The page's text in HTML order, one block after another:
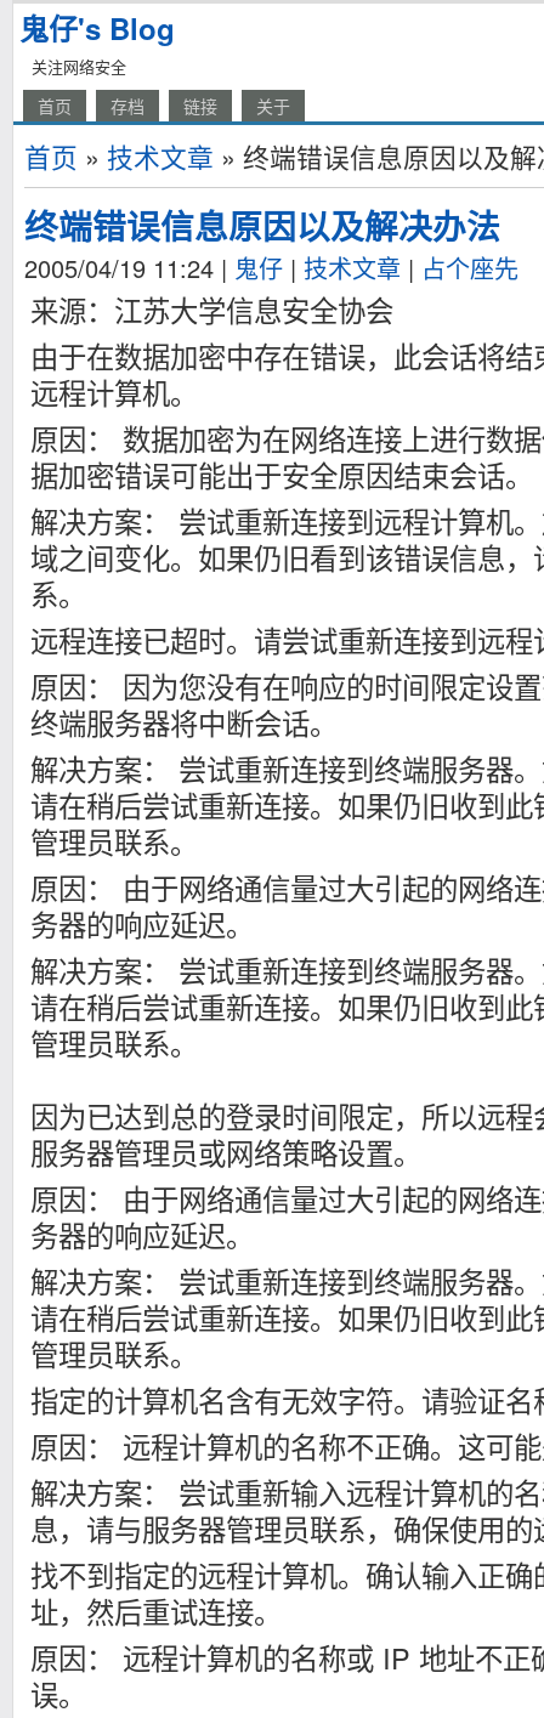
鬼仔's Blog
关注网络安全
首页 存档 链接 关于
首页 » 技术文章 » 终端错误信息原因以及
终端错误信息原因以及解决办法
2005/04/19 11:24 | 鬼仔 | 技术文章 | 占个座先
来源：江苏大学信息安全协会
由于在数据加密中存在错误，此会话将
远程计算机。
原因： 数据加密为在网络连接上进行数
据加密错误可能出于安全原因结束会话。
解决方案： 尝试重新连接到远程计算机
域之间变化。如果仍旧看到该错误信息
系。
远程连接已超时。请尝试重新连接到远程
原因： 因为您没有在响应的时间限定设
终端服务器将中断会话。
解决方案： 尝试重新连接到终端服务器
请在稍后尝试重新连接。如果仍旧收到
管理员联系。
原因： 由于网络通信量过大引起的网络
务器的响应延迟。
解决方案： 尝试重新连接到终端服务器
请在稍后尝试重新连接。如果仍旧收到
管理员联系。
因为已达到总的登录时间限定，所以远
服务器管理员或网络策略设置。
原因： 由于网络通信量过大引起的网络
务器的响应延迟。
解决方案： 尝试重新连接到终端服务器
请在稍后尝试重新连接。如果仍旧收到
管理员联系。
指定的计算机名含有无效字符。请验证
原因： 远程计算机的名称不正确。这可
解决方案： 尝试重新输入远程计算机的
息，请与服务器管理员联系，确保使用
找不到指定的远程计算机。确认输入正
址，然后重试连接。
原因： 远程计算机的名称或 IP 地址不正
误。